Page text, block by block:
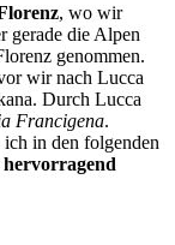
, wo wir
gerade die Alpen
genommen.
wir nach Lucca
Durch Lucca
Francigena.
ich in den folgenden
hervorragend